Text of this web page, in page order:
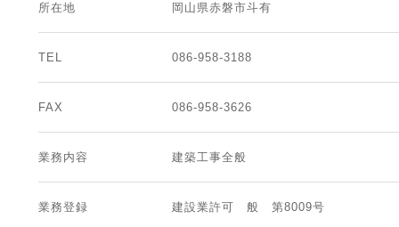
所在地 岡山県赤磐市斗有
TEL 086-958-3188
FAX 086-958-3626
業務内容 建築工事全般
業務登録 建設業許可 般 第8009号